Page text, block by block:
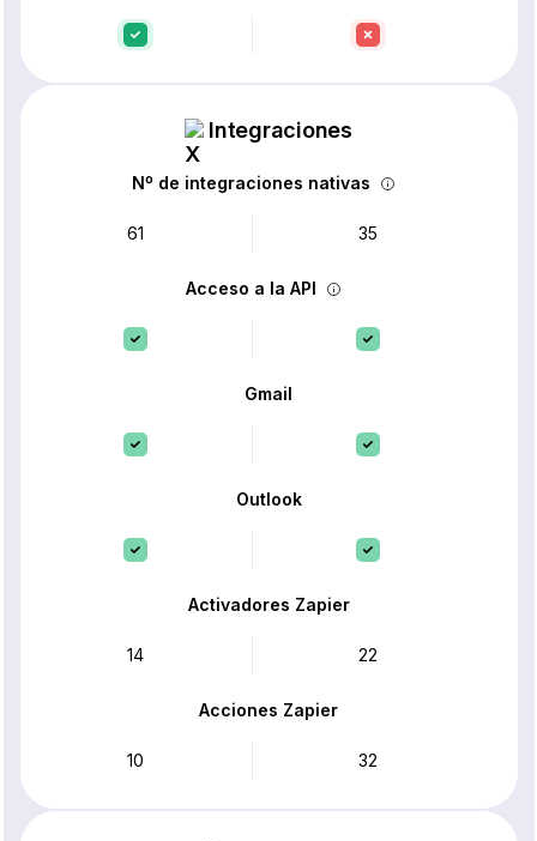
Integraciones
Nº de integraciones nativas
61 35
Acceso a la API
Gmail
Outlook
Activadores Zapier
14 22
Acciones Zapier
10 32